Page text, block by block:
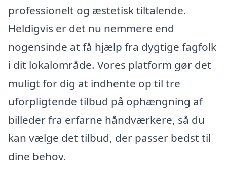
professionelt og æstetisk tiltalende.
Heldigvis er det nu nemmere end
nogensinde at få hjælp fra dygtige fagfolk
i dit lokalområde. Vores platform gør det
muligt for dig at indhente op til tre
uforpligtende tilbud på ophængning af
billeder fra erfarne håndværkere, så du
kan vælge det tilbud, der passer bedst til
dine behov.